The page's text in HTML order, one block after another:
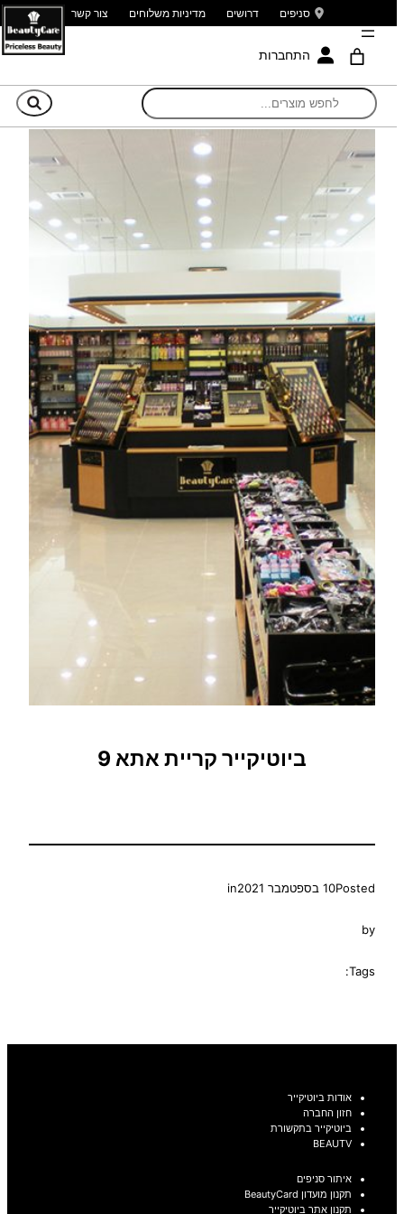
סניפים דרושים מדיניות משלוחים צור קשר
התחברות
ביוטיקייר קריית אתא 9
Posted10 בספטמבר 2021 in
by
Tags:
אודות ביוטיקייר
חזון החברה
ביוטיקייר בתקשורת
BEAUTV
איתור סניפים
תקנון מועדון BeautyCard
תקנון אתר ביוטיקייר